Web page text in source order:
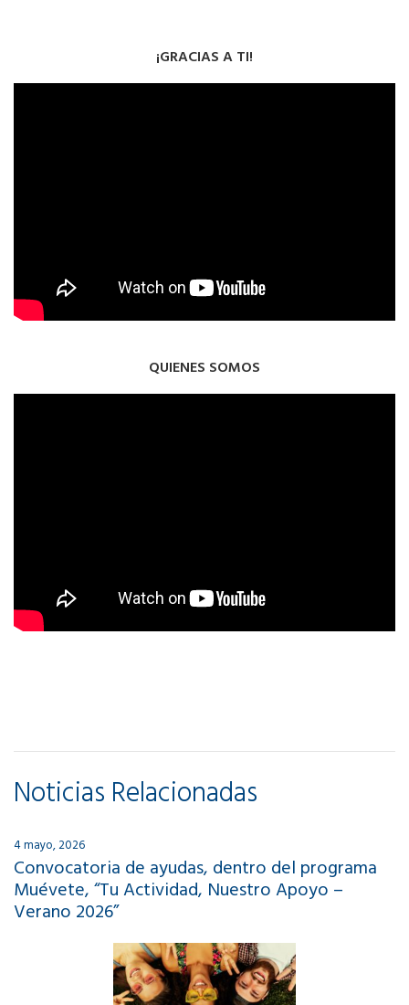
¡GRACIAS A TI!
QUIENES SOMOS
Noticias Relacionadas
4 mayo, 2026
Convocatoria de ayudas, dentro del programa
Muévete, “Tu Actividad, Nuestro Apoyo –
Verano 2026”